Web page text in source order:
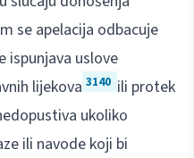
se apelacija odbacuje
ispunjava uslove
lijekova 3140 ili protek
ukoliko
ili navode koji bi